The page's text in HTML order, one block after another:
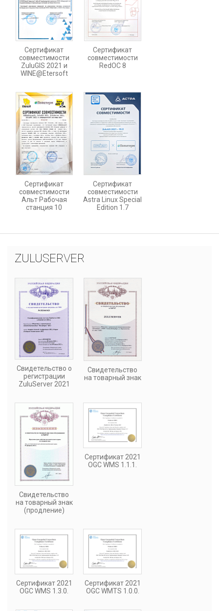
Сертификат
совместимости
ZuluGIS 2021 и
WINE@Etersoft
Сертификат
совместимости
RedOC 8
Сертификат
совместимости
Альт Рабочая
станция 10
Сертификат
совместимости
Astra Linux Special
Edition 1.7
ZULUSERVER
Свидетельство о
регистрации
ZuluServer 2021
Свидетельство
на товарный знак
Свидетельство
на товарный знак
(продление)
Сертификат 2021
OGC WMS 1.1.1.
Сертификат 2021
OGC WMS 1.3.0.
Сертификат 2021
OGC WMTS 1.0.0.